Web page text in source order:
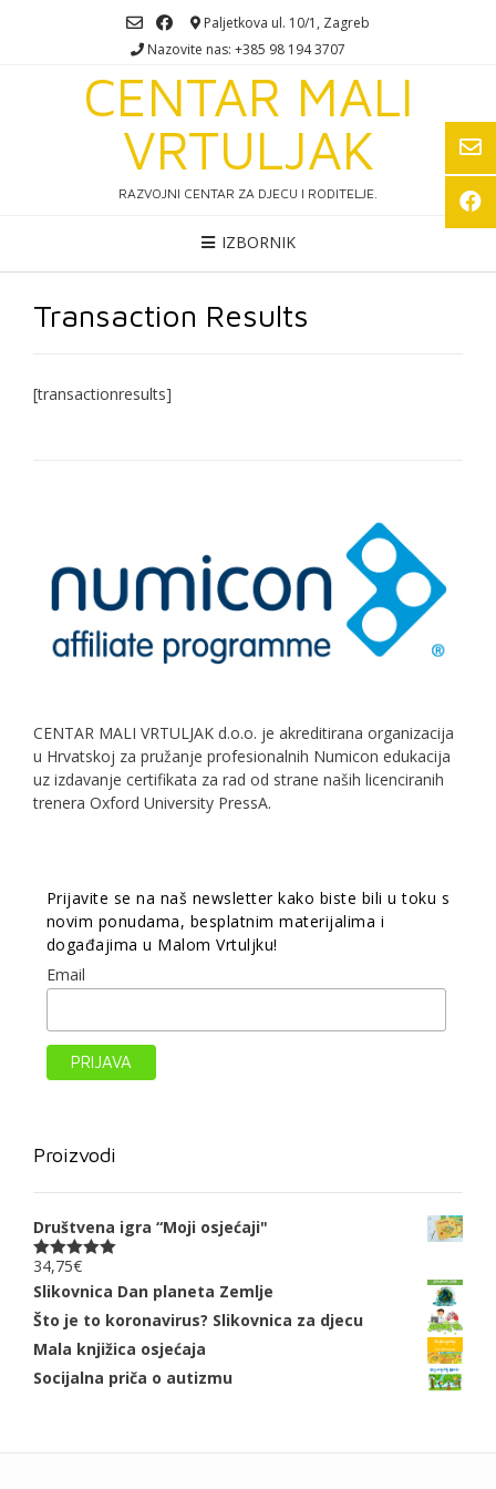
Paljetkova ul. 10/1, Zagreb
Nazovite nas: +385 98 194 3707
CENTAR MALI
VRTULJAK
RAZVOJNI CENTAR ZA DJECU I RODITELJE.
IZBORNIK
Transaction Results
[transactionresults]
CENTAR MALI VRTULJAK d.o.o. je akreditirana organizacija
u Hrvatskoj za pružanje profesionalnih Numicon edukacija
uz izdavanje certifikata za rad od strane naših licenciranih
trenera Oxford University PressA.
Prijavite se na naš newsletter kako biste bili u toku s
novim ponudama, besplatnim materijalima i
događajima u Malom Vrtuljku!
Email
Proizvodi
Društvena igra “Moji osjećaji"
Ocjenjeno
5.00
od 5
34,75€
Slikovnica Dan planeta Zemlje
Što je to koronavirus? Slikovnica za djecu
Mala knjižica osjećaja
Socijalna priča o autizmu